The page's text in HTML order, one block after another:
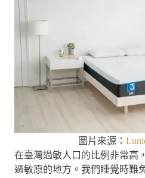
圖片來源：
在臺灣過敏人口的比例非常高
過敏原的地方。我們睡覺時難